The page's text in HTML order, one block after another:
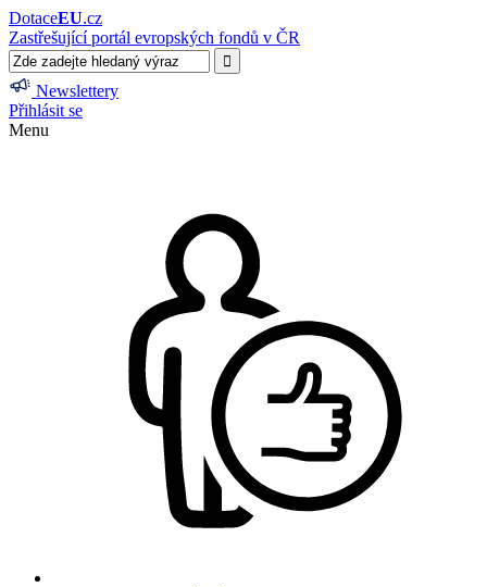
DotaceEU.cz
Zastřešující portál evropských fondů v ČR
Newslettery
Přihlásit se
Menu